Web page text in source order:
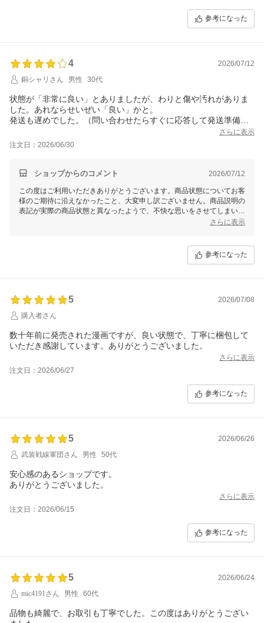
参考になった
4
2026/07/12
銅シャリさん
男性 30代
状態が「非常に良い」とありましたが、わりと傷や汚れがありま
した。あれならせいぜい「良い」かと。
発送も遅めでした。（問い合わせたらすぐに応答して発送準備は
（追記）以上の理由から☆2で投稿していましたが、全額返金の対
止め、あらためて☆4をつけさせていただきます。
さらに表示
注文日：2026/06/30
ショップからのコメント 2026/07/12
この度はご利用いただきありがとうございます。商品状態についてお客
様のご期待に沿えなかったこと、大変申し訳ございません。商品説明の
表記が実際の商品状態と異なったようで、不快な思いをさせてしまい心
せん。お問い合わせいただいた際に迅速に対応できましたことがせめて
もの救いですが、今後はより迅速で正確な対応を心がけ、当初からスム
ぞお気軽にご連絡ください。お客様のご意見を真摯に受け止め、今後の
サービス向上に活かして参ります。このたびは貴重なご意見をいただ
き、ありがとうございました。
さらに表示
参考になった
5
2026/07/08
購入者さん
数十年前に発売された漫画ですが、良い状態で、丁寧に梱包して
いただき感謝しています。ありがとうございました。
さらに表示
注文日：2026/06/27
参考になった
5
2026/06/26
武装戦線軍団さん
男性 50代
安心感のあるショップです。
ありがとうございました。
さらに表示
注文日：2026/06/15
参考になった
5
2026/06/24
mic4191さん
男性 60代
品物も綺麗で、お取引も丁寧でした。この度はありがとうござい